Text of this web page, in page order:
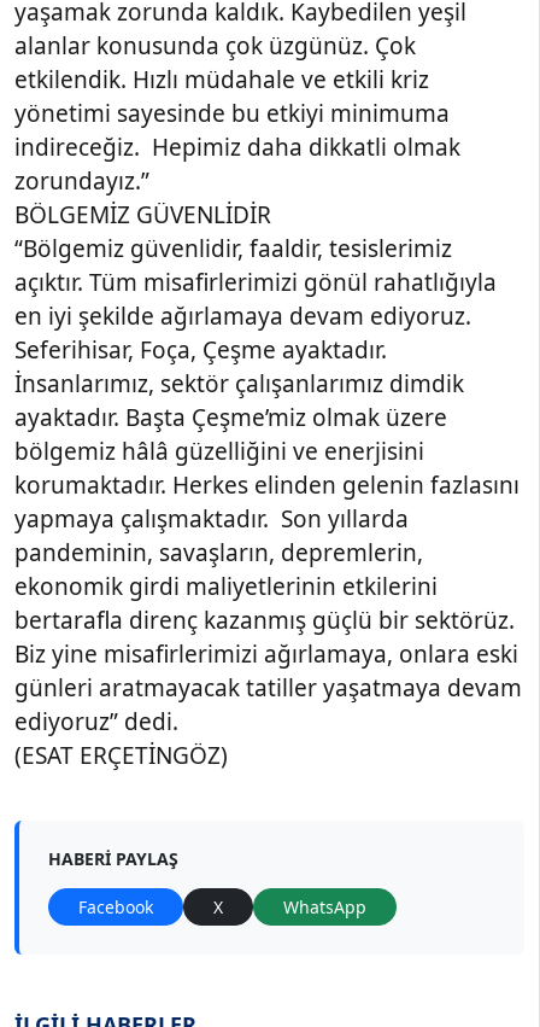
yaşamak zorunda kaldık. Kaybedilen yeşil
alanlar konusunda çok üzgünüz. Çok
etkilendik. Hızlı müdahale ve etkili kriz
yönetimi sayesinde bu etkiyi minimuma
indireceğiz. Hepimiz daha dikkatli olmak
zorundayız.”
BÖLGEMİZ GÜVENLİDİR
“Bölgemiz güvenlidir, faaldir, tesislerimiz
açıktır. Tüm misafirlerimizi gönül rahatlığıyla
en iyi şekilde ağırlamaya devam ediyoruz.
Seferihisar, Foça, Çeşme ayaktadır.
İnsanlarımız, sektör çalışanlarımız dimdik
ayaktadır. Başta Çeşme’miz olmak üzere
bölgemiz hâlâ güzelliğini ve enerjisini
korumaktadır. Herkes elinden gelenin fazlasını
yapmaya çalışmaktadır. Son yıllarda
pandeminin, savaşların, depremlerin,
ekonomik girdi maliyetlerinin etkilerini
bertarafla direnç kazanmış güçlü bir sektörüz.
Biz yine misafirlerimizi ağırlamaya, onlara eski
günleri aratmayacak tatiller yaşatmaya devam
ediyoruz” dedi.
(ESAT ERÇETİNGÖZ)
HABERI PAYLAŞ
Facebook X WhatsApp